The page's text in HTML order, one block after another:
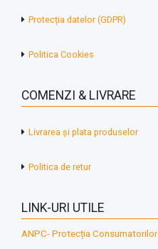
Protecția datelor (GDPR)
Politica Cookies
COMENZI & LIVRARE
Livrarea și plata produselor
Politica de retur
LINK-URI UTILE
ANPC- Protecția Consumatorilor